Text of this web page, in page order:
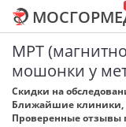
МРТ
мошонки у
Скидки на
Ближайшие клиники,
Проверенные отзывы